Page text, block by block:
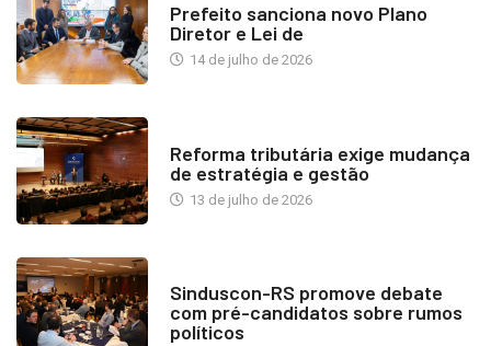
Prefeito sanciona novo Plano
Diretor e Lei de
14 de julho de 2026
Reforma tributária exige mudança
de estratégia e gestão
13 de julho de 2026
Sinduscon-RS promove debate
com pré-candidatos sobre rumos
políticos